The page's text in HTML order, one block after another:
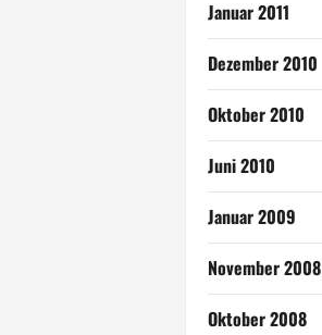
Januar 2011
Dezember 2010
Oktober 2010
Juni 2010
Januar 2009
November 2008
Oktober 2008